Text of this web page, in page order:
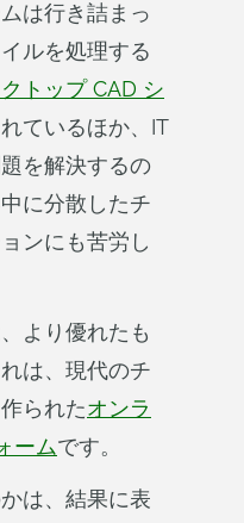
は行き詰まっ
ルを処理する
トップ CAD シ
ているほか、IT
を解決するの
に分散したチ
ンにも苦労し
より優れたも
は、現代のチ
られたオンラ
ームです。
は、結果に表